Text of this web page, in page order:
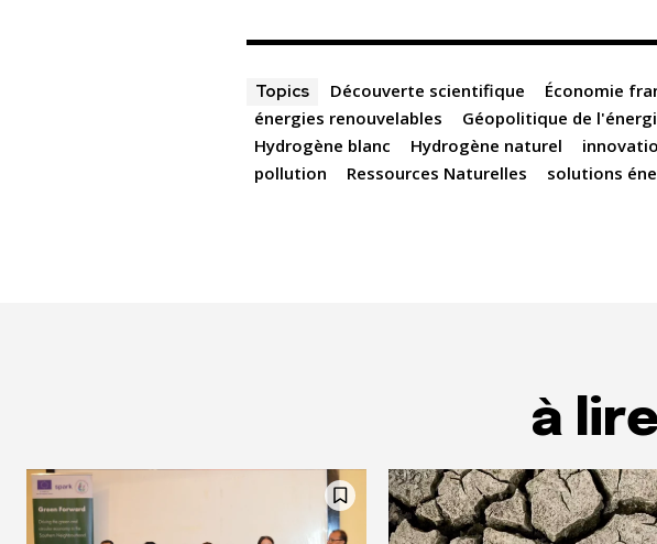
Topics Découverte scientifique Économie
énergies renouvelables
Géopolitique de
Hydrogène blanc
Hydrogène naturel
pollution
Ressources Naturelles solutions
à